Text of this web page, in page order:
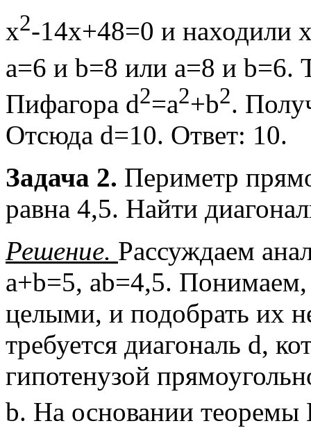
x2-14x+48=0 и находили
а=6 и b=8 или а=8 и b=6.
Пифагора d2=a2+b2.
Отсюда d=10. Ответ: 10.
Задача 2. Периметр
равна 4,5. Найти
Решение. Рассуждаем
a+b=5, ab=4,5. Понимаем,
целыми, и подобрать их
требуется диагональ d,
гипотенузой
b. На основании теоремы